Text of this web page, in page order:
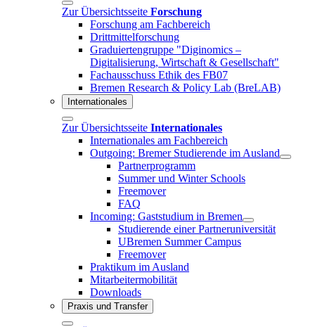
Zur Übersichtsseite Forschung
Forschung am Fachbereich
Drittmittelforschung
Graduiertengruppe "Diginomics –
Digitalisierung, Wirtschaft & Gesellschaft"
Fachausschuss Ethik des FB07
Bremen Research & Policy Lab (BreLAB)
Internationales
Zur Übersichtsseite Internationales
Internationales am Fachbereich
Outgoing: Bremer Studierende im Ausland
Partnerprogramm
Summer und Winter Schools
Freemover
FAQ
Incoming: Gaststudium in Bremen
Studierende einer Partneruniversität
UBremen Summer Campus
Freemover
Praktikum im Ausland
Mitarbeitermobilität
Downloads
Praxis und Transfer